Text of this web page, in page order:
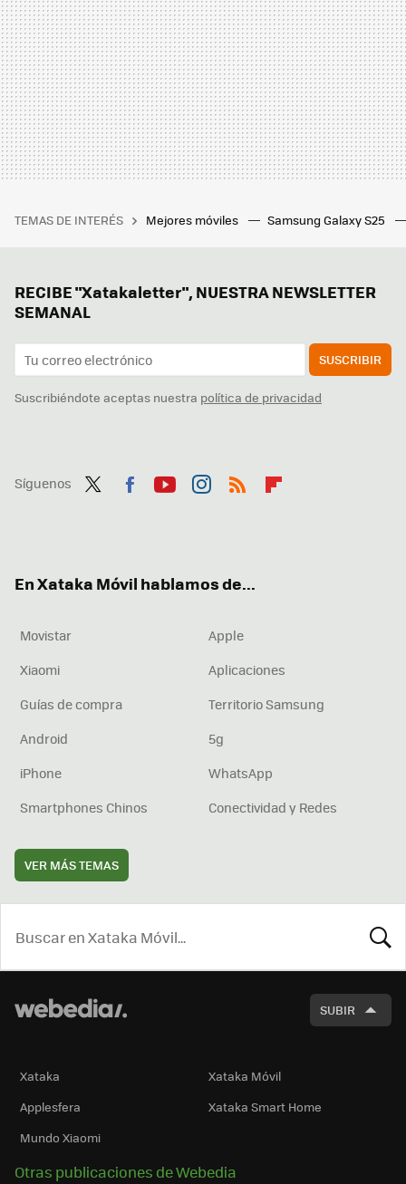
TEMAS DE INTERÉS Mejores móviles Samsung Galaxy S25
RECIBE "Xatakaletter", NUESTRA NEWSLETTER
SEMANAL
SUSCRIBIR
Suscribiéndote aceptas nuestra política de privacidad
Síguenos
En Xataka Móvil hablamos de...
Movistar
Apple
Xiaomi
Aplicaciones
Guías de compra
Territorio Samsung
Android
5g
iPhone
WhatsApp
Smartphones Chinos
Conectividad y Redes
VER MÁS TEMAS
SUBIR
Xataka
Xataka Móvil
Applesfera
Xataka Smart Home
Mundo Xiaomi
Otras publicaciones de Webedia